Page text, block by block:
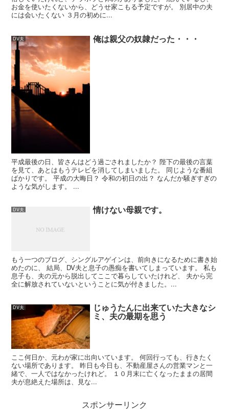
お金を使いたくないから、どうせ家こもる予定ですが。 別居中の夫
には会いたくない ３月の初めに...
DV夫 俺は親父の奴隷だった・・・
平成最後の日、皆さんはどう過ごされましたか？ 陛下の最後の言葉
を見て、あとはもうテレビを消してしまいました。 同じような番組
ばかりです。 平成の大晦日？ 令和の初日の出？ なんだか騒ぎすぎの
ような気がします。 ...
DV夫 情けない母親です。
もう一つのブログ、シングルアゲインは、前向きになるために書き始
めたのに、 結局、DV夫と息子の愚痴を書いてしまっています。 私も
息子も、夫の元から脱出してここで暮らしていたけれど、 夫から完
全に解放されていないということに気が付きました。...
DV夫 じゅうたんに出来ていた大きなシ
ミ、夫の最期を思う
ここ何日か、元わが家に出向いています。 何回行っても、行きたく
ない場所であります。 昨日も今日も、不動産屋さんの営業マンと一
緒で、一人ではなかったけれど。 １０月末に亡くなったままの居間
夫が息絶えた場所は、見な...
スポンサーリンク